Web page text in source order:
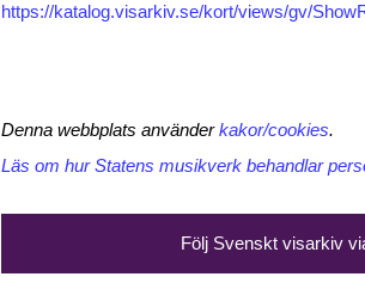
https://katalog.visarkiv.se/kort/views/gv/
Denna webbplats använderkakor/cookies.
Läs om hur Statens musikverk behandlar
Följ Svenskt visarkiv